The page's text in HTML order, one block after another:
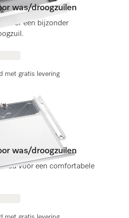
was/droogzuilen
voor een bijzonder
met gratis levering
was/droogzuilen
voor een comfortabele